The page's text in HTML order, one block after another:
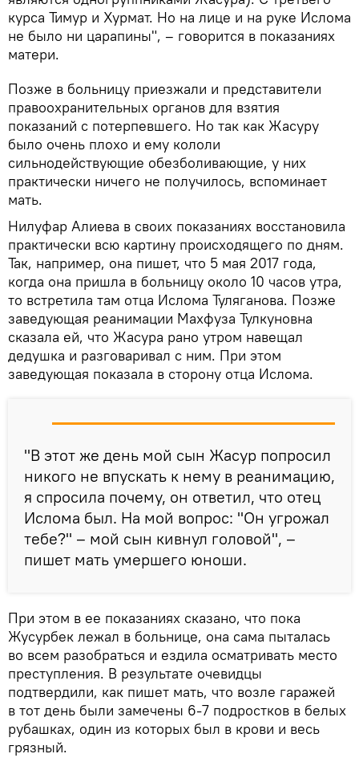
курса Тимур и Хурмат. Но на лице и на руке Ислома
не было ни царапины", – говорится в показаниях
матери.
Позже в больницу приезжали и представители
правоохранительных органов для взятия
показаний с потерпевшего. Но так как Жасуру
было очень плохо и ему кололи
сильнодействующие обезболивающие, у них
практически ничего не получилось, вспоминает
мать.
Нилуфар Алиева в своих показаниях восстановила
практически всю картину происходящего по дням.
Так, например, она пишет, что 5 мая 2017 года,
когда она пришла в больницу около 10 часов утра,
то встретила там отца Ислома Туляганова. Позже
заведующая реанимации Махфуза Тулкуновна
сказала ей, что Жасура рано утром навещал
дедушка и разговаривал с ним. При этом
заведующая показала в сторону отца Ислома.
"В этот же день мой сын Жасур попросил
никого не впускать к нему в реанимацию,
я спросила почему, он ответил, что отец
Ислома был. На мой вопрос: "Он угрожал
тебе?" – мой сын кивнул головой", –
пишет мать умершего юноши.
При этом в ее показаниях сказано, что пока
Жусурбек лежал в больнице, она сама пыталась
во всем разобраться и ездила осматривать место
преступления. В результате очевидцы
подтвердили, как пишет мать, что возле гаражей
в тот день были замечены 6-7 подростков в белых
рубашках, один из которых был в крови и весь
грязный.